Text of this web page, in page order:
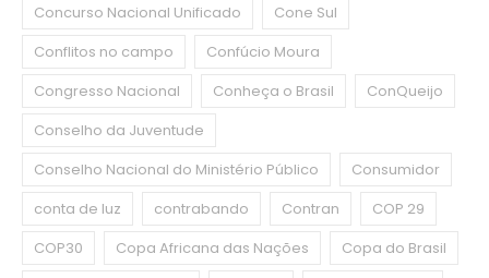
Concurso Nacional Unificado
Cone Sul
Conflitos no campo
Confúcio Moura
Congresso Nacional
Conheça o Brasil
ConQueijo
Conselho da Juventude
Conselho Nacional do Ministério Público
Consumidor
conta de luz
contrabando Contran
COP 29
COP30
Copa Africana das Nações
Copa do Brasil